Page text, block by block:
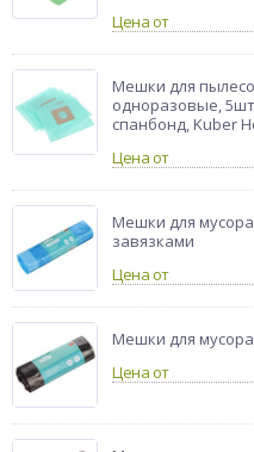
Цена от
Мешки для
одноразовые,
спанбонд, Kuber
Цена от
Мешки для мусора
завязками
Цена от
Мешки для мусора
Цена от